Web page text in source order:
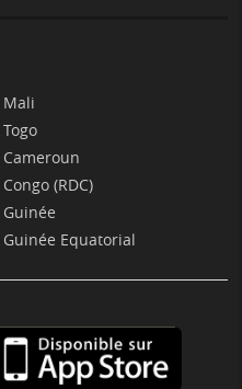
Mali
Togo
Cameroun
Congo (RDC)
Guinée
Guinée Equatorial